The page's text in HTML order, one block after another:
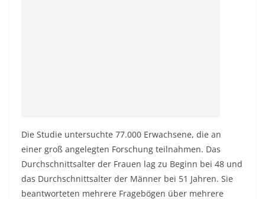
Die Studie untersuchte 77.000 Erwachsene, die an
einer groß angelegten Forschung teilnahmen. Das
Durchschnittsalter der Frauen lag zu Beginn bei 48 und
das Durchschnittsalter der Männer bei 51 Jahren. Sie
beantworteten mehrere Fragebögen über mehrere